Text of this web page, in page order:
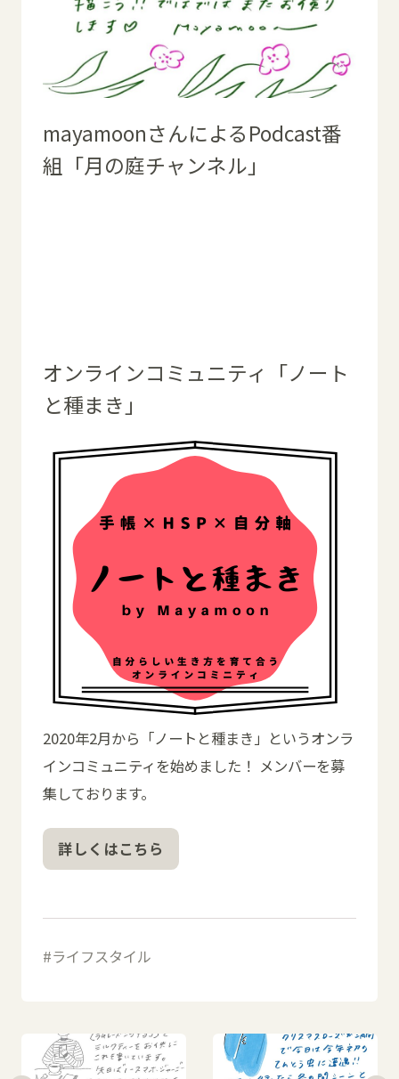
mayamoonさんによるPodcast番
組「月の庭チャンネル」
オンラインコミュニティ「ノート
と種まき」
2020年2月から「ノートと種まき」というオンラ
インコミュニティを始めました！ メンバーを募
集しております。
詳しくはこちら
ライフスタイル